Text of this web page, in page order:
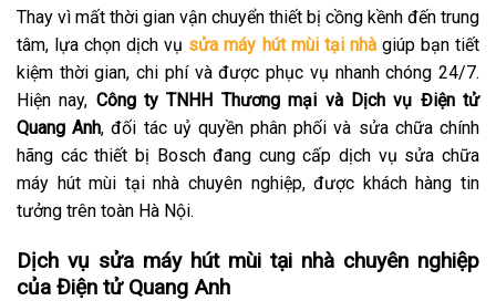
Thay vì mất thời gian vận chuyển thiết bị cồng kềnh đến trung
tâm, lựa chọn dịch vụ sửa máy hút mùi tại nhà giúp bạn tiết
kiệm thời gian, chi phí và được phục vụ nhanh chóng 24/7.
Hiện nay, Công ty TNHH Thương mại và Dịch vụ Điện tử
Quang Anh, đối tác uỷ quyền phân phối và sửa chữa chính
hãng các thiết bị Bosch đang cung cấp dịch vụ sửa chữa
máy hút mùi tại nhà chuyên nghiệp, được khách hàng tin
tưởng trên toàn Hà Nội.
Dịch vụ sửa máy hút mùi tại nhà chuyên nghiệp
của Điện tử Quang Anh